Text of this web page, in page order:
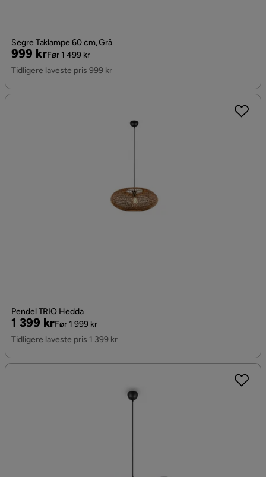
Segre Taklampe 60 cm, Grå
Pris
999 kr
Original
Pris
Før 1 499 kr
Tidligere laveste pris 999 kr
Pendel TRIO Hedda
Pris
1 399 kr
Original
Pris
Før 1 999 kr
Tidligere laveste pris 1 399 kr